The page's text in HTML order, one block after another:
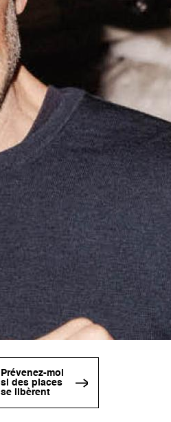
Prévenez-moi
si des places
se libèrent